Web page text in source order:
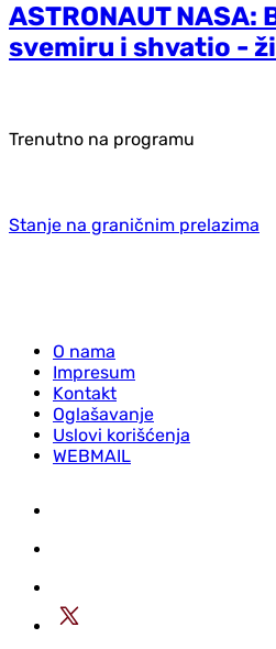
ASTRONAUT NASA:
svemiru i shvatio -
Trenutno na programu
Stanje na graničnim prelazima
O nama
Impresum
Kontakt
Oglašavanje
Uslovi korišćenja
WEBMAIL